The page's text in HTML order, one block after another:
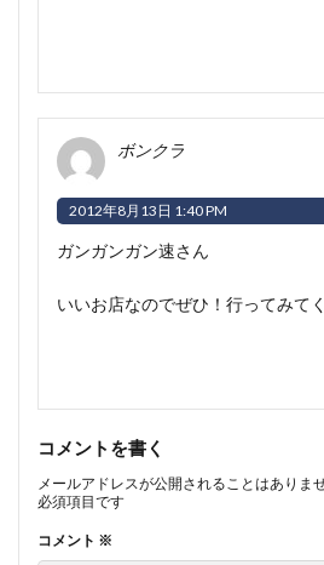
ボンクラ
2012年8月13日 1:40 PM
ガンガンガン速さん
いいお店なのでぜひ！行ってみて
コメントを書く
メールアドレスが公開されることはありませ
必須項目です
コメント ※